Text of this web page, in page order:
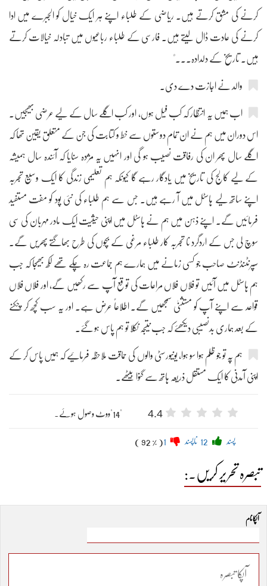
کرنے کی مشق کرتے ہیں۔ ریاضی کے طلباء اپنے ہر ایک خیال کو الجبرے میں ادا
کرنے کی عادت ڈال لیتے ہیں۔ فارسی کے طلباء رباعیوں میں تبادلہ خیالات کرتے
ہیں۔ تاریخ کے دلدادہ۔۔۔"
والد نے اجازت دے دی۔
اب ہمیں یہ انتظار کہ کب فیل ہوں، اور کب اگلے سال کے لیے عرضی بھیجیں۔
اس دوران میں ہم نے ان تمام دوستوں سے خط و کتابت کی جن کے متعلق یقین تھا کہ
اگلے سال پھر ان کی رفاقت نصیب ہو گی اور انہیں یہ مژدہ سنایا کہ آئندہ سال ہمیشہ
کے لیے کالج کی تاریخ میں یادگار رہے گا کیونکہ ہم تعلیمی زندگی کا ایک وسیع تجربہ
اپنے ساتھ لیے ہاسٹل میں آ رہے ہیں۔ جس سے ہم طلباء کی نئی پود کو مفت مستفید
فرمائیں گے۔ اپنے ذہن میں ہم نے ہاسٹل میں اپنی حیثیت ایک مادر مہربان کی سی
سوچ لی جس کے اردگرد نا تجربہ کار طلباء مرغی کے بچوں کی طرح بھاگتے پھریں گے۔
سپرنٹنڈنٹ صاحب جو کسی زمانے میں ہمارے ہم جماعت رہ چکے تھے لکھ بھیجا کہ جب
ہم ہاسٹل میں آئیں تو فلاں فلاں مراعات کی توقع آپ سے رکھیں گے، اور فلاں فلاں
قواعد سے اپنے آپ کو مستثنیٰ سمجھیں گے۔ اطلاعاً عرض ہے۔ اور یہ سب کچھ کر چکنے
کے بعد ہماری بدنصیبی دیکھئے کہ جب نتیجہ نکلا تو ہم پاس ہو گئے۔
ہم پہ تو جو ظلم ہوا سو ہوا، یونیورسٹی والوں کی حماقت ملاحظہ فرمائیے کہ ہمیں پاس کر کے
اپنی آمدنی کا ایک مستقل ذریعہ ہاتھ سے گنوا بیٹھے۔
4.4 "14"ووٹ وصول ہوئے۔
پسند ناپسند ( 92 % )
تبصرہ تحریر کریں۔:
آپکا نام